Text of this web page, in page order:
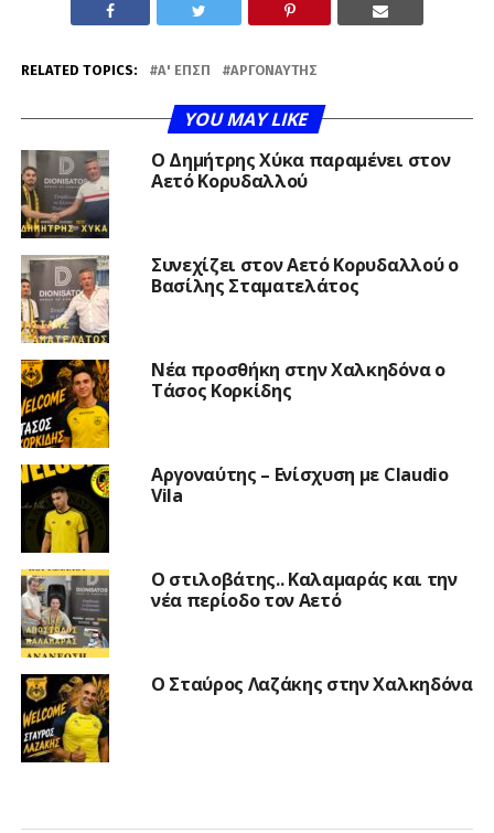
RELATED TOPICS: Α' ΕΠΣΠ ΑΡΓΟΝΑΎΤΗΣ
YOU MAY LIKE
O Δημήτρης Χύκα παραμένει στον
Αετό Κορυδαλλού
Συνεχίζει στον Αετό Κορυδαλλού ο
Βασίλης Σταματελάτος
Νέα προσθήκη στην Χαλκηδόνα ο
Τάσος Κορκίδης
Αργοναύτης – Ενίσχυση με Claudio
Vila
Ο στιλοβάτης.. Καλαμαράς και την
νέα περίοδο τον Αετό
Ο Σταύρος Λαζάκης στην Χαλκηδόνα